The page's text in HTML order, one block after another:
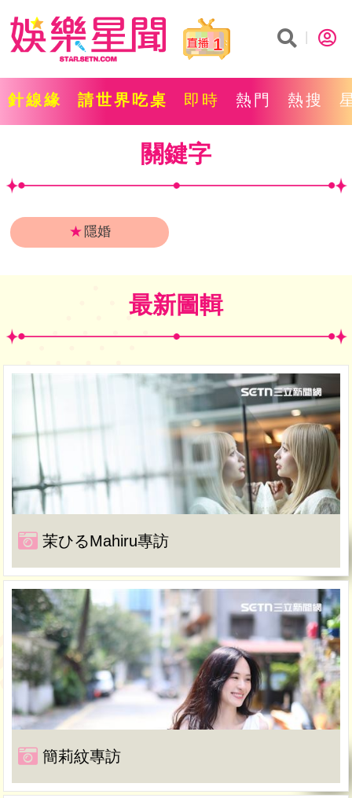
1
針線緣 請世界吃桌 即時 熱門 熱搜
關鍵字
★ 隱婚
最新圖輯
茉ひるMahiru專訪
簡莉紋專訪